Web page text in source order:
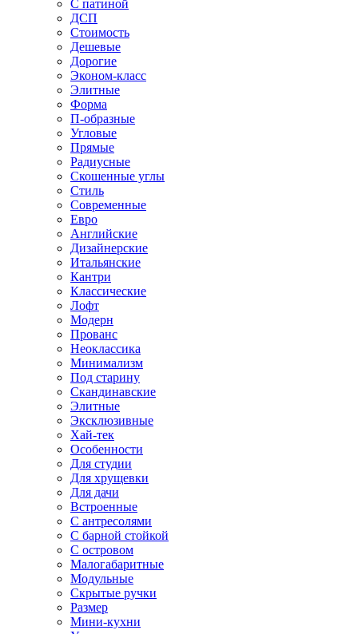
С патиной
ДСП
Стоимость
Дешевые
Дорогие
Эконом-класс
Элитные
Форма
П-образные
Угловые
Прямые
Радиусные
Скошенные углы
Стиль
Современные
Евро
Английские
Дизайнерские
Итальянские
Кантри
Классические
Лофт
Модерн
Прованс
Неоклассика
Минимализм
Под старину
Скандинавские
Элитные
Эксклюзивные
Хай-тек
Особенности
Для студии
Для хрущевки
Для дачи
Встроенные
С антресолями
С барной стойкой
С островом
Малогабаритные
Модульные
Скрытые ручки
Размер
Мини-кухни